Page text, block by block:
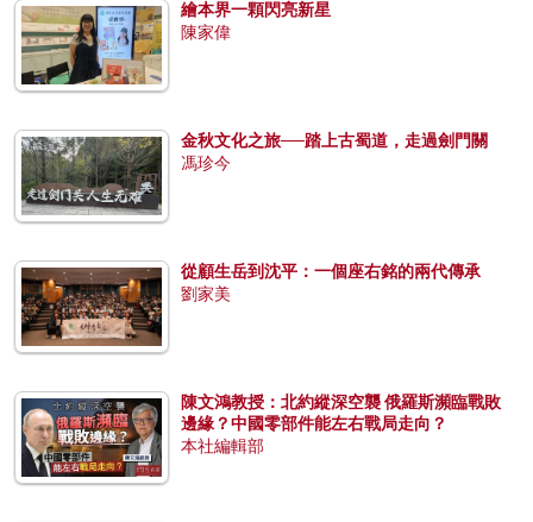
繪本界一顆閃亮新星
陳家偉
金秋文化之旅──踏上古蜀道，走過劍門關
馮珍今
從顧生岳到沈平：一個座右銘的兩代傳承
劉家美
陳文鴻教授：北約縱深空襲 俄羅斯瀕臨戰敗
邊緣？中國零部件能左右戰局走向？
本社編輯部